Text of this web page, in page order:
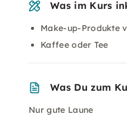
Was im Kurs
Make-up-Produkte
Kaffee oder Tee
Was Du zum
Nur gute Laune